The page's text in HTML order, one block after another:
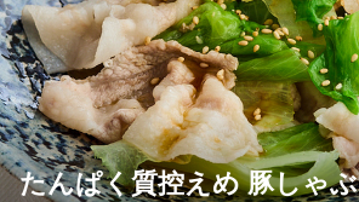
たんぱく質控えめ 豚しゃぶ